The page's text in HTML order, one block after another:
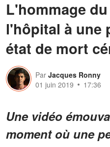
L'hommage
l'hôpital à une
état de mort
Par Jacques Ronny
01 juin 2019
17:36
Une vidéo
moment où une